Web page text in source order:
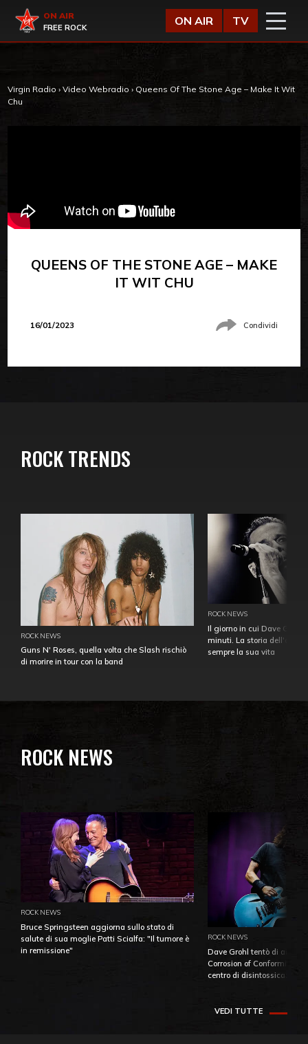
Virgin Radio
ON AIR
FREE ROCK
ON AIR TV
Virgin Radio › Video Webradio › Queens Of The Stone Age – Make It Wit
Chu
QUEENS OF THE STONE AGE – MAKE
IT WIT CHU
16/01/2023 Condividi
ROCK TRENDS
ROCK NEWS
Guns N' Roses, quella volta che Slash rischiò
di morire in tour con la band
ROCK NEWS
Il giorno in cui Dave
minuti. La storia
sempre la sua vita
ROCK NEWS
ROCK NEWS
Bruce Springsteen aggiorna sullo stato di
salute di sua moglie Patti Scialfa: "Il tumore è
in remissione"
ROCK NEWS
Dave Grohl tentò di
Corrosion of Conformity
centro di
VEDI TUTTE